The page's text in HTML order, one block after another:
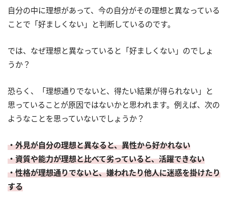
自分の中に理想があって、今の自分がその理想と異なっている
ことで「好ましくない」と判断しているのです。
では、なぜ理想と異なっていると「好ましくない」のでしょ
うか？
恐らく、「理想通りでないと、得たい結果が得られない」と
思っていることが原因ではないかと思われます。例えば、次の
ようなことを思っていないでしょうか？
・外見が自分の理想と異なると、異性から好かれない
・資質や能力が理想と比べて劣っていると、活躍できない
・性格が理想通りでないと、嫌われたり他人に迷惑を掛けたり
する